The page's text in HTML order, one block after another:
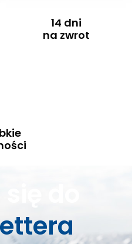
14 dni
na zwrot
do